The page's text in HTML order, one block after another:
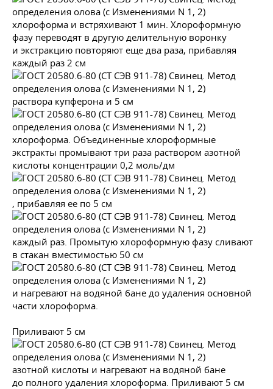
хлороформа и встряхивают 1 мин. Хлороформную
фазу переводят в другую делительную воронку
и экстракцию повторяют еще два раза, прибавляя
каждый раз 2 см
раствора купферона и 5 см
хлороформа. Объединенные хлороформные
экстракты промывают три раза раствором азотной
кислоты концентрации 0,2 моль/дм
, прибавляя ее по 5 см
каждый раз. Промытую хлороформную фазу сливают
в стакан вместимостью 50 см
и нагревают на водяной бане до удаления основной
части хлороформа.
Приливают 5 см
азотной кислоты и нагревают на водяной бане
до полного удаления хлороформа. Приливают 5 см